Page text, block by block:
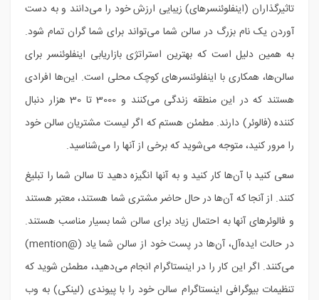
تاثیرگذاران (اینفلوئنسرهای) زیبایی ارزش خود را می‌دانند و به دست
آوردن یک نام بزرگ در سالن شما می‌تواند برای شما گران تمام شود.
به همین دلیل است که بهترین استراتژی بازاریابی اینفلوئنسر برای
سالن‌ها، همکاری با اینفلوئنسرهای کوچک محلی است. این‌ها افرادی
هستند که در این منطقه زندگی می‌کنند و 3000 تا 30 هزار دنبال
کننده (فالوئر) دارند. مطمئن هستم که اگر لیست مشتریان سالن خود
را مرور کنید، متوجه می‌شوید که برخی از آنها را می‌شناسید.
سعی کنید با آن‌ها کار کنید و به آنها انگیزه دهید تا سالن شما را تبلیغ
کنند. از آنجا که آن‌ها در حال حاضر مشتری شما هستند، معتبر هستند
و فالوئرهای آنها به احتمال زیاد برای سالن شما بسیار مناسب هستند.
در حالت ایده‌آل، آن‌ها در پست خود از سالن شما یاد (@mention)
می‌کنند. اگر این کار را در اینستاگرام انجام می‌دهید، مطمئن شوید که
تنظیمات بیوگرافی اینستاگرام سالن خود را با پیوندی (لینکی) به وب